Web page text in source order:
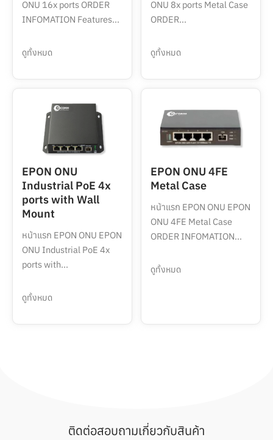
ONU 16x ports ORDER
INFOMATION Features...
ดูทั้งหมด
ONU 8x ports Metal Case
ORDER...
ดูทั้งหมด
EPON ONU
Industrial PoE 4x
ports with Wall
Mount
หน้าแรก EPON ONU EPON
ONU Industrial PoE 4x
ports with...
ดูทั้งหมด
EPON ONU 4FE
Metal Case
หน้าแรก EPON ONU EPON
ONU 4FE Metal Case
ORDER INFOMATION...
ดูทั้งหมด
ติดต่อสอบถามเกี่ยวกับสินค้า